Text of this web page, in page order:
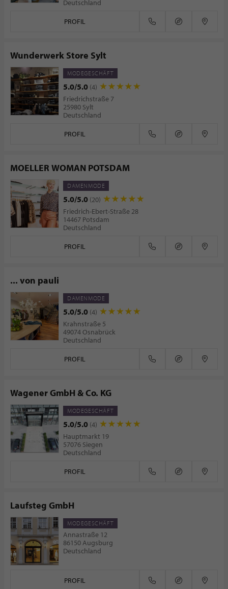
Deutschland
PROFIL
Wunderwerk Store Sylt
MODEGESCHÄFT
5.0/5.0 (4)
Friedrichstraße 7
25980 Sylt
Deutschland
PROFIL
MOELLER WOMAN POTSDAM
DAMENMODE
5.0/5.0 (20)
Friedrich-Ebert-Straße 28
14467 Potsdam
Deutschland
PROFIL
... von pauli
DAMENMODE
5.0/5.0 (4)
Krahnstraße 5
49074 Osnabrück
Deutschland
PROFIL
Wagener GmbH & Co. KG
MODEGESCHÄFT
5.0/5.0 (4)
Hauptmarkt 19
57076 Siegen
Deutschland
PROFIL
Laufsteg GmbH
MODEGESCHÄFT
Annastraße 12
86150 Augsburg
Deutschland
PROFIL